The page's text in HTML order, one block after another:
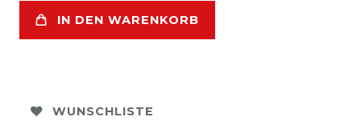
IN DEN WARENKORB
WUNSCHLISTE